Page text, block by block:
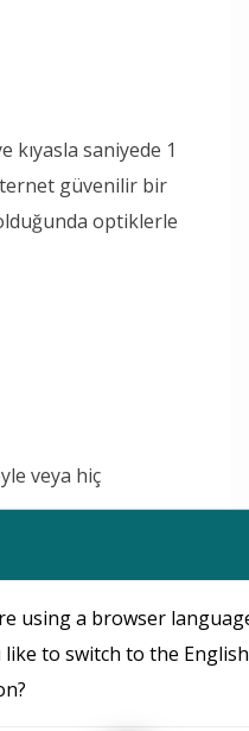
kıyasla saniyede 1
güvenilir bir
optiklerle
veya hiç
film, televizyon
telefonlar ve
mümkün
using a browser
to switch to the English